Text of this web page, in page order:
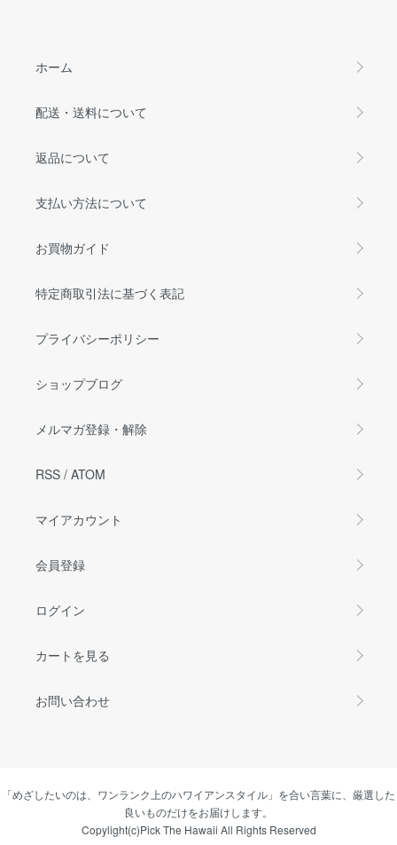
ホーム
配送・送料について
返品について
支払い方法について
お買物ガイド
特定商取引法に基づく表記
プライバシーポリシー
ショップブログ
メルマガ登録・解除
RSS / ATOM
マイアカウント
会員登録
ログイン
カートを見る
お問い合わせ
「めざしたいのは、ワンランク上のハワイアンスタイル」を合い言葉に、厳選した
良いものだけをお届けします。
Copylight(c)Pick The Hawaii All Rights Reserved